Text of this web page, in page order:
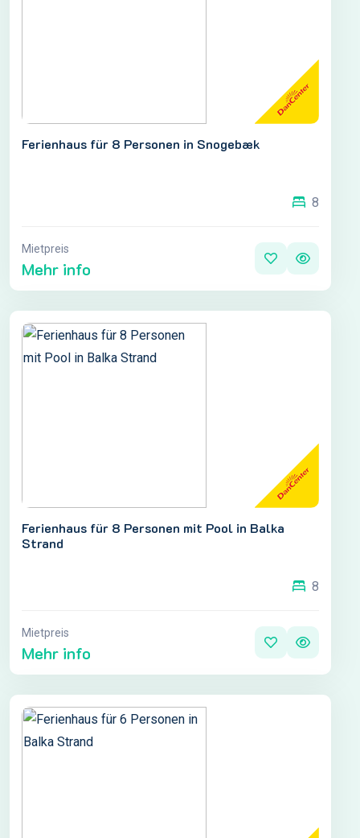
Ferienhaus für 8 Personen in Snogebæk
8
Mietpreis
Mehr info
Ferienhaus für 8 Personen mit Pool in Balka
Strand
8
Mietpreis
Mehr info